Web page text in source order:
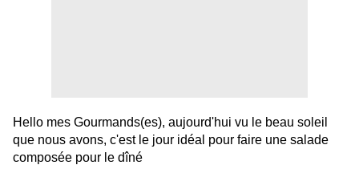
Hello mes Gourmands(es), aujourd'hui vu le beau soleil
que nous avons, c'est le jour idéal pour faire une salade
composée pour le dîné